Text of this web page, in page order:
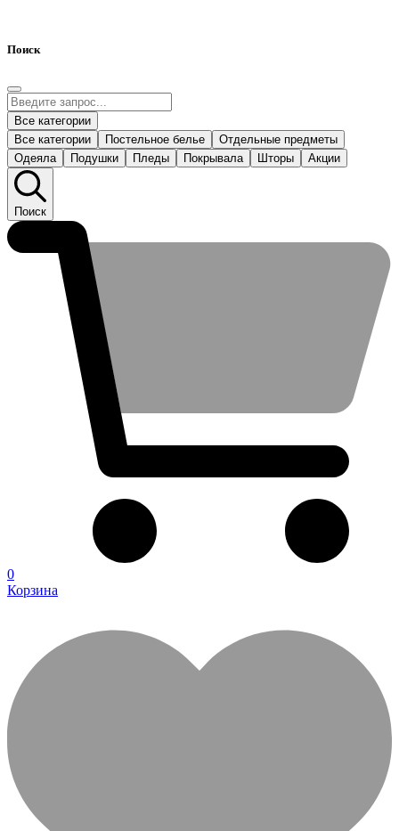
Поиск
Все категории
Все категории
Постельное белье
Отдельные предметы
Одеяла
Подушки Пледы Покрывала Шторы Акции
Поиск
0
Корзина